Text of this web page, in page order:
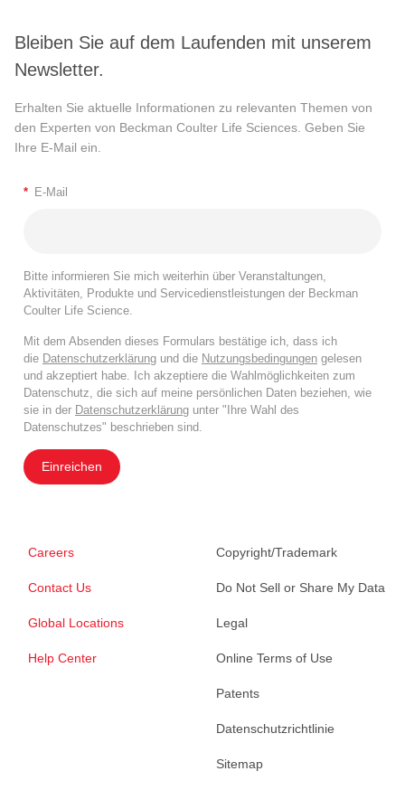
Bleiben Sie auf dem Laufenden mit unserem
Newsletter.
Erhalten Sie aktuelle Informationen zu relevanten Themen von
den Experten von Beckman Coulter Life Sciences. Geben Sie
Ihre E-Mail ein.
* E-Mail
Bitte informieren Sie mich weiterhin über Veranstaltungen,
Aktivitäten, Produkte und Servicedienstleistungen der Beckman
Coulter Life Science.
Mit dem Absenden dieses Formulars bestätige ich, dass ich
die Datenschutzerklärung und die Nutzungsbedingungen gelesen
und akzeptiert habe. Ich akzeptiere die Wahlmöglichkeiten zum
Datenschutz, die sich auf meine persönlichen Daten beziehen, wie
sie in der Datenschutzerklärung unter "Ihre Wahl des
Datenschutzes" beschrieben sind.
Einreichen
Careers
Contact Us
Global Locations
Help Center
Copyright/Trademark
Do Not Sell or Share My Data
Legal
Online Terms of Use
Patents
Datenschutzrichtlinie
Sitemap